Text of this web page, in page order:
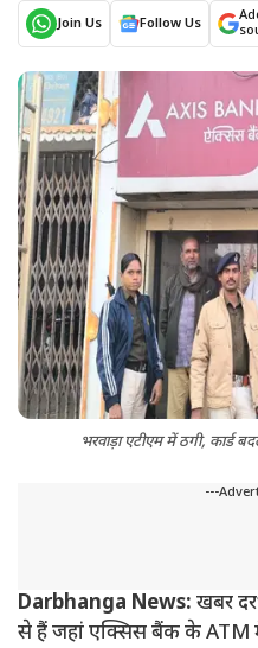
Join Us
Follow Us
भरवाड़ा एटीएम में ठगी, कार्ड
---
Darbhanga News: खबर
से हैं जहां एक्सिस बैंक के ATM